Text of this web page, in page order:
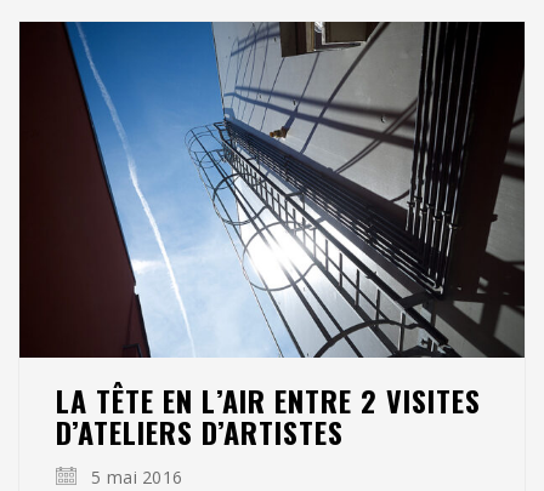
LA TÊTE EN L’AIR ENTRE 2 VISITES
D’ATELIERS D’ARTISTES
5 mai 2016